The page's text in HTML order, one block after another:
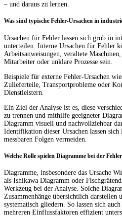
– und daraus zu lernen.
Was sind typische Fehler-Ursachen in
Ursachen für Fehler lassen sich grob in
unterteilen. Interne Ursachen für Fehler
Arbeitsanweisungen, veraltete
Mitarbeiter oder unklare Prozesse sein.
Beispiele für externe Fehler-Ursachen
Zulieferteile, Transportprobleme oder
Dienstleistern.
Ein Ziel der Analyse ist es, diese
zu trennen und mithilfe geeigneter
Diagramm visuell und nachvollziehbar
Identifikation dieser Ursachen lassen
messbaren Folgen vermeiden.
Welche Rolle spielen Diagramme bei der
Diagramme, insbesondere das Ursache
als Ishikawa Diagramm oder
Werkzeug bei der Analyse. Solche
Zusammenhänge übersichtlich darstellen
systematisch gliedern. So lassen sich
mehreren Einflussfaktoren effizient